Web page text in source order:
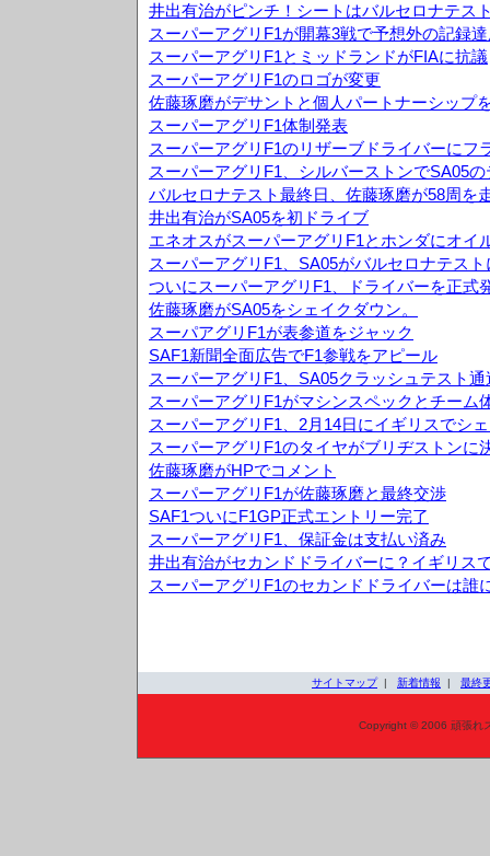
井出有治がピンチ！シートはバルセロナテス
スーパーアグリF1が開幕3戦で予想外の記録
スーパーアグリF1とミッドランドがFIAに抗議
スーパーアグリF1のロゴが変更
佐藤琢磨がデサントと個人パートナーシップ
スーパーアグリF1体制発表
スーパーアグリF1のリザーブドライバーにフ
スーパーアグリF1、シルバーストンでSA05の
バルセロナテスト最終日、佐藤琢磨が58周を
井出有治がSA05を初ドライブ
エネオスがスーパーアグリF1とホンダにオイ
スーパーアグリF1、SA05がバルセロナテスト
ついにスーパーアグリF1、ドライバーを正式
佐藤琢磨がSA05をシェイクダウン。
スーパアグリF1が表参道をジャック
SAF1新聞全面広告でF1参戦をアピール
スーパーアグリF1、SA05クラッシュテスト通
スーパーアグリF1がマシンスペックとチーム
スーパーアグリF1、2月14日にイギリスでシ
スーパーアグリF1のタイヤがブリヂストンに
佐藤琢磨がHPでコメント
スーパーアグリF1が佐藤琢磨と最終交渉
SAF1ついにF1GP正式エントリー完了
スーパーアグリF1、保証金は支払い済み
井出有治がセカンドドライバーに？イギリス
スーパーアグリF1のセカンドドライバーは誰
サイトマップ| 新着情報 | 最終
Copyright © 2006 頑張れ